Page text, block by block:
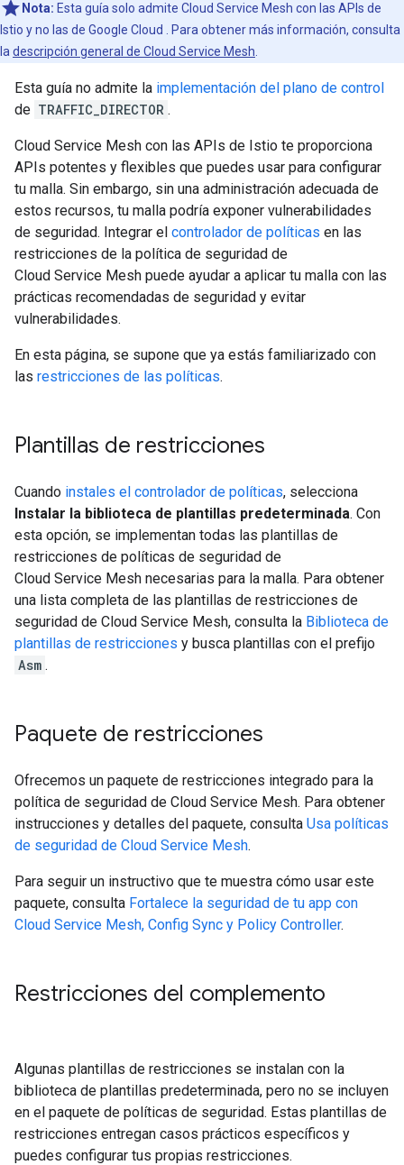
Nota: Esta guía solo admite Cloud Service Mesh con las APIs de
Istio y no las de Google Cloud . Para obtener más información, consulta
la descripción general de Cloud Service Mesh
Esta guía no admite la implementación del plano de control
de TRAFFIC_DIRECTOR .
Cloud Service Mesh con las APIs de Istio te proporciona
APIs potentes y flexibles que puedes usar para configurar
tu malla. Sin embargo, sin una administración adecuada de
estos recursos, tu malla podría exponer vulnerabilidades
de seguridad. Integrar el controlador de políticas en las
restricciones de la política de seguridad de
Cloud Service Mesh puede ayudar a aplicar tu malla con las
prácticas recomendadas de seguridad y evitar
vulnerabilidades.
En esta página, se supone que ya estás familiarizado con
las restricciones de las políticas.
Plantillas de restricciones
Cuando instales el controlador de políticas, selecciona
Instalar la biblioteca de plantillas predeterminada. Con
esta opción, se implementan todas las plantillas de
restricciones de políticas de seguridad de
Cloud Service Mesh necesarias para la malla. Para obtener
una lista completa de las plantillas de restricciones de
seguridad de Cloud Service Mesh, consulta la Biblioteca de
plantillas de restricciones y busca plantillas con el prefijo
Asm .
Paquete de restricciones
Ofrecemos un paquete de restricciones integrado para la
política de seguridad de Cloud Service Mesh. Para obtener
instrucciones y detalles del paquete, consulta Usa políticas
de seguridad de Cloud Service Mesh.
Para seguir un instructivo que te muestra cómo usar este
paquete, consulta Fortalece la seguridad de tu app con
Cloud Service Mesh, Config Sync y Policy Controller.
Restricciones del complemento
Algunas plantillas de restricciones se instalan con la
biblioteca de plantillas predeterminada, pero no se incluyen
en el paquete de políticas de seguridad. Estas plantillas de
restricciones entregan casos prácticos específicos y
puedes configurar tus propias restricciones.